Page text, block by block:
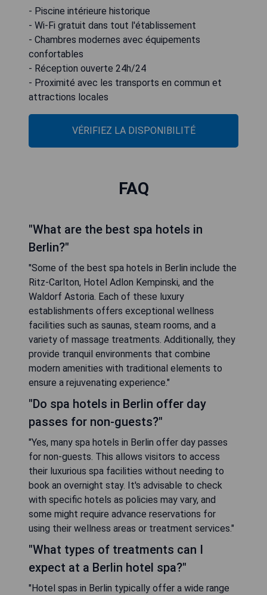
- Piscine intérieure historique
- Wi-Fi gratuit dans tout l'établissement
- Chambres modernes avec équipements
confortables
- Réception ouverte 24h/24
- Proximité avec les transports en commun et
attractions locales
VÉRIFIEZ LA DISPONIBILITÉ
FAQ
"What are the best spa hotels in
Berlin?"
"Some of the best spa hotels in Berlin include the
Ritz-Carlton, Hotel Adlon Kempinski, and the
Waldorf Astoria. Each of these luxury
establishments offers exceptional wellness
facilities such as saunas, steam rooms, and a
variety of massage treatments. Additionally, they
provide tranquil environments that combine
modern amenities with traditional elements to
ensure a rejuvenating experience."
"Do spa hotels in Berlin offer day
passes for non-guests?"
"Yes, many spa hotels in Berlin offer day passes
for non-guests. This allows visitors to access
their luxurious spa facilities without needing to
book an overnight stay. It's advisable to check
with specific hotels as policies may vary, and
some might require advance reservations for
using their wellness areas or treatment services."
"What types of treatments can I
expect at a Berlin hotel spa?"
"Hotel spas in Berlin typically offer a wide range